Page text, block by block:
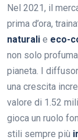
Nel 2021, il
prima d’ora,
naturali e eco-
non solo
pianeta. I
una crescita
valore di 1.52
gioca un ruolo
stili sempre più